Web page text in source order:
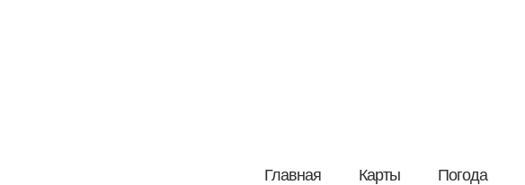
Главная Карты Погода